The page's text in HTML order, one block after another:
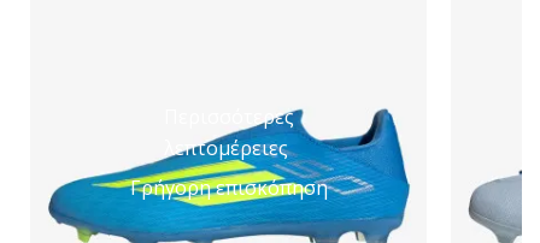
Περισσότερες
λεπτομέρειες
Γρήγορη επισκόπηση